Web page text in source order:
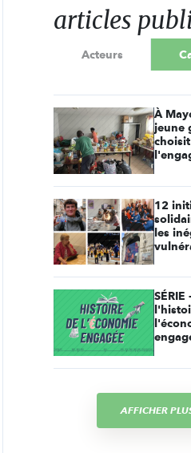
articles
Acteurs
À
jeune
choisit
12
les
AFFICHER